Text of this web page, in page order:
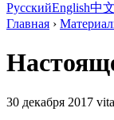
РусскийEnglish中文
Главная ›
30 декабря 2017